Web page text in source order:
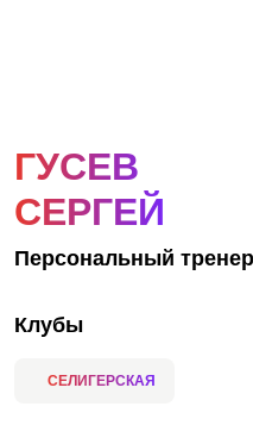
ГУСЕВ
СЕРГЕЙ
Персональный
Клубы
СЕЛИГЕРСКАЯ